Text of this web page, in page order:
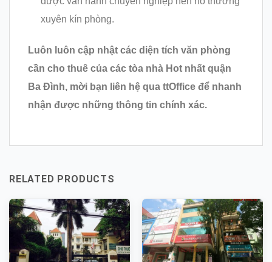
xuyên kín phòng.
Luôn luôn cập nhật các diện tích văn phòng
cần cho thuê của các tòa nhà Hot nhất quận
Ba Đình, mời bạn liên hệ qua ttOffice để nhanh
nhận được những thông tin chính xác.
RELATED PRODUCTS